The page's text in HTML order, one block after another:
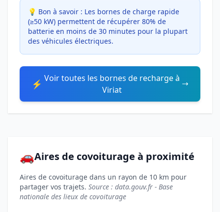
💡 Bon à savoir : Les bornes de charge rapide
(≥50 kW) permettent de récupérer 80% de
batterie en moins de 30 minutes pour la plupart
des véhicules électriques.
⚡ Voir toutes les bornes de recharge à
Viriat
🚗Aires de covoiturage à proximité
Aires de covoiturage dans un rayon de 10 km pour
partager vos trajets. Source : data.gouv.fr - Base
nationale des lieux de covoiturage